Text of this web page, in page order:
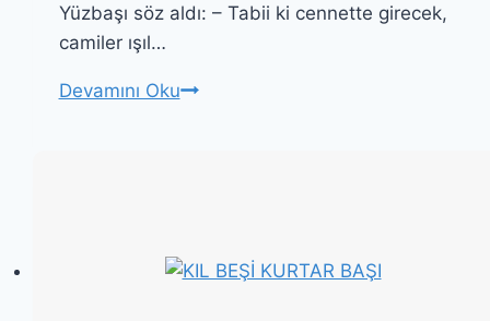
Yüzbaşı söz aldı: – Tabii ki cennette girecek,
camiler ışıl…
Devamını OkuEdison